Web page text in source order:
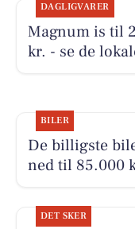
DAGLIGVARER
Magnum is til
kr. - se de
BILER
De billigste
ned til 85.000
DET SKER